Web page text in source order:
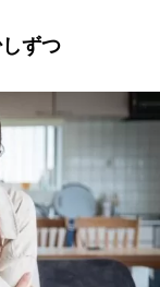
ずつ